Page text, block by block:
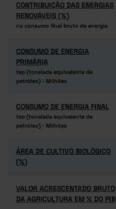
CONTRIBUIÇÃO DAS ENERGIAS
RENOVÁVEIS (%)
no consumo final bruto de energia
CONTRIBUIÇÃO DAS ENERGIAS
RENOVÁVEIS (%)
no consumo final bruto de energia
CONSUMO DE ENERGIA
PRIMÁRIA
tep (tonelada equivalente de
petróleo) - Milhões
CONSUMO DE ENERGIA
PRIMÁRIA
tep (tonelada equivalente de
petróleo) - Milhões
CONSUMO DE ENERGIA FINAL
tep (tonelada equivalente de
petróleo) - Milhões
CONSUMO DE ENERGIA FINAL
tep (tonelada equivalente de
petróleo) - Milhões
ÁREA DE CULTIVO BIOLÓGICO
(%)
ÁREA DE CULTIVO BIOLÓGICO
(%)
VALOR ACRESCENTADO BRUTO
DA AGRICULTURA EM % DO PIB
VALOR ACRESCENTADO BRUTO
DA AGRICULTURA EM % DO PIB